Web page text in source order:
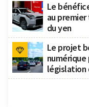
Le
au
du yen
Le projet
législation